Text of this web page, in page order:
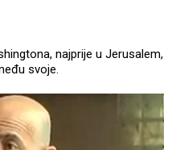
najprije u Jerusalem,
svoje.